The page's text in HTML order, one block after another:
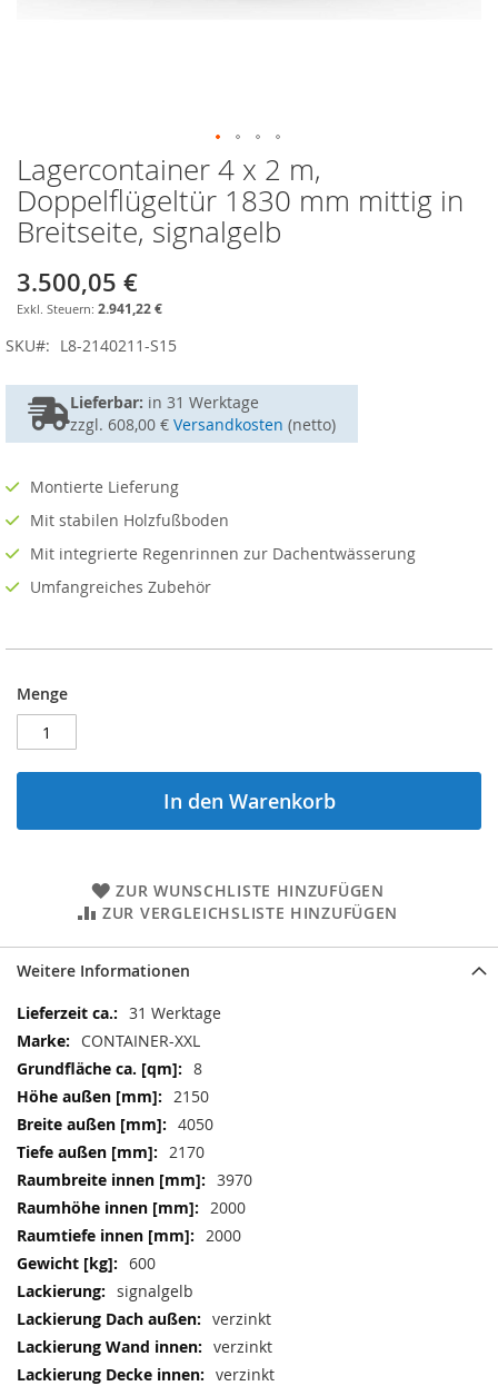
Zum
Anfang
der
Bildgalerie
Lagercontainer 4 x 2 m,
Doppelflügeltür 1830 mm mittig in
Breitseite, signalgelb
3.500,05 €
2.941,22 €
SKU L8-2140211-S15
Lieferbar: in 31 Werktage
zzgl. 608,00 € Versandkosten (netto)
Montierte Lieferung
Mit stabilen Holzfußboden
Mit integrierte Regenrinnen zur Dachentwässerung
Umfangreiches Zubehör
Menge
In den Warenkorb
ZUR WUNSCHLISTE HINZUFÜGEN
ZUR VERGLEICHSLISTE HINZUFÜGEN
Weitere Informationen
Weitere
Informationen
31 Werktage
CONTAINER-XXL
8
2150
4050
2170
3970
2000
2000
600
signalgelb
verzinkt
verzinkt
verzinkt